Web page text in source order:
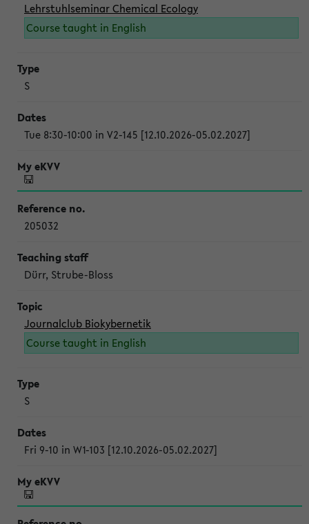
Lehrstuhlseminar Chemical Ecology
Course taught in English
S
Tue 8:30-10:00 in V2-145 [12.10.2026-05.02.2027]
205032
Dürr, Strube-Bloss
Journalclub Biokybernetik
Course taught in English
S
Fri 9-10 in W1-103 [12.10.2026-05.02.2027]